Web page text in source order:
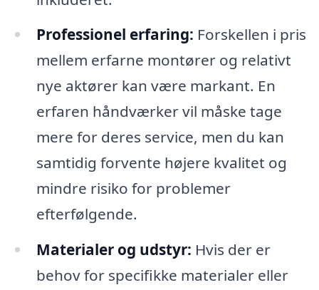
Professionel erfaring: Forskellen i pris
mellem erfarne montører og relativt
nye aktører kan være markant. En
erfaren håndværker vil måske tage
mere for deres service, men du kan
samtidig forvente højere kvalitet og
mindre risiko for problemer
efterfølgende.
Materialer og udstyr: Hvis der er
behov for specifikke materialer eller